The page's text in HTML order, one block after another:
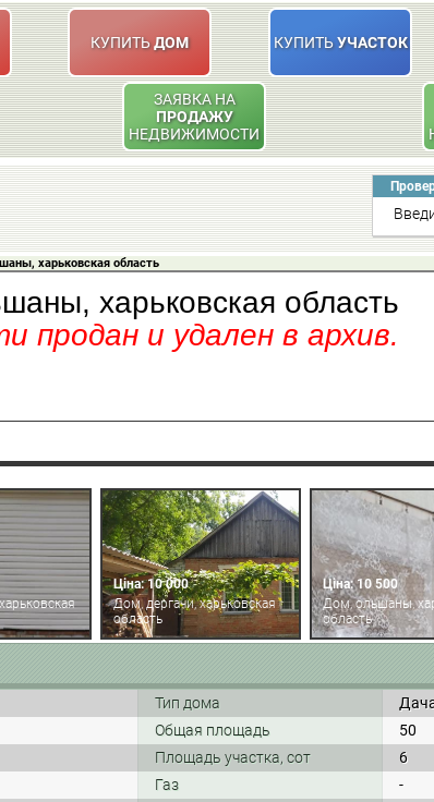
КУПИТЬДОМ КУПИТЬУЧАСТОК
ЗАЯВКА НА
ПРОДАЖУ
НЕДВИЖИМОСТИ
харьковская область
харьковская область
и удален в архив.
Ціна: 10 000
Дом, дергачи, харьковская
область
Ціна: 10 500
Дом, ольшаны,
область
Тип дома
Общая площадь
50
Площадь участка, сот
6
Газ
-